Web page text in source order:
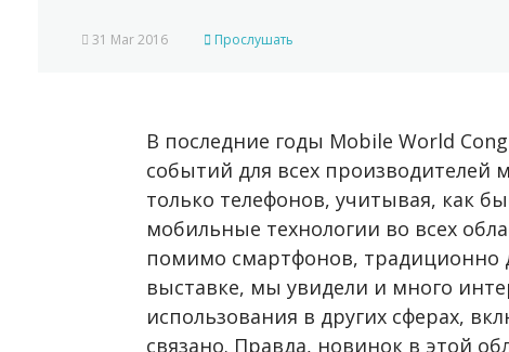
31 Mar 2016 Прослушать
В последние годы Mobile World
событий для всех производителей
только телефонов, учитывая, как
мобильные технологии во всех
помимо смартфонов, традиционно
выставке, мы увидели и много
использования в других сферах,
связано. Правда, новинок в этой